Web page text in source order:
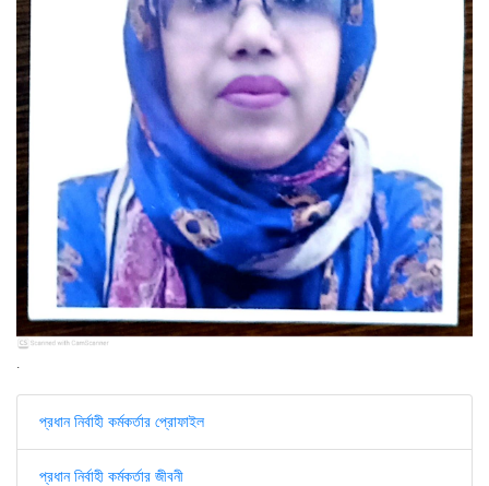
প্রধান নির্বাহী কর্মকর্তার প্রোফাইল
প্রধান নির্বাহী কর্মকর্তার জীবনী